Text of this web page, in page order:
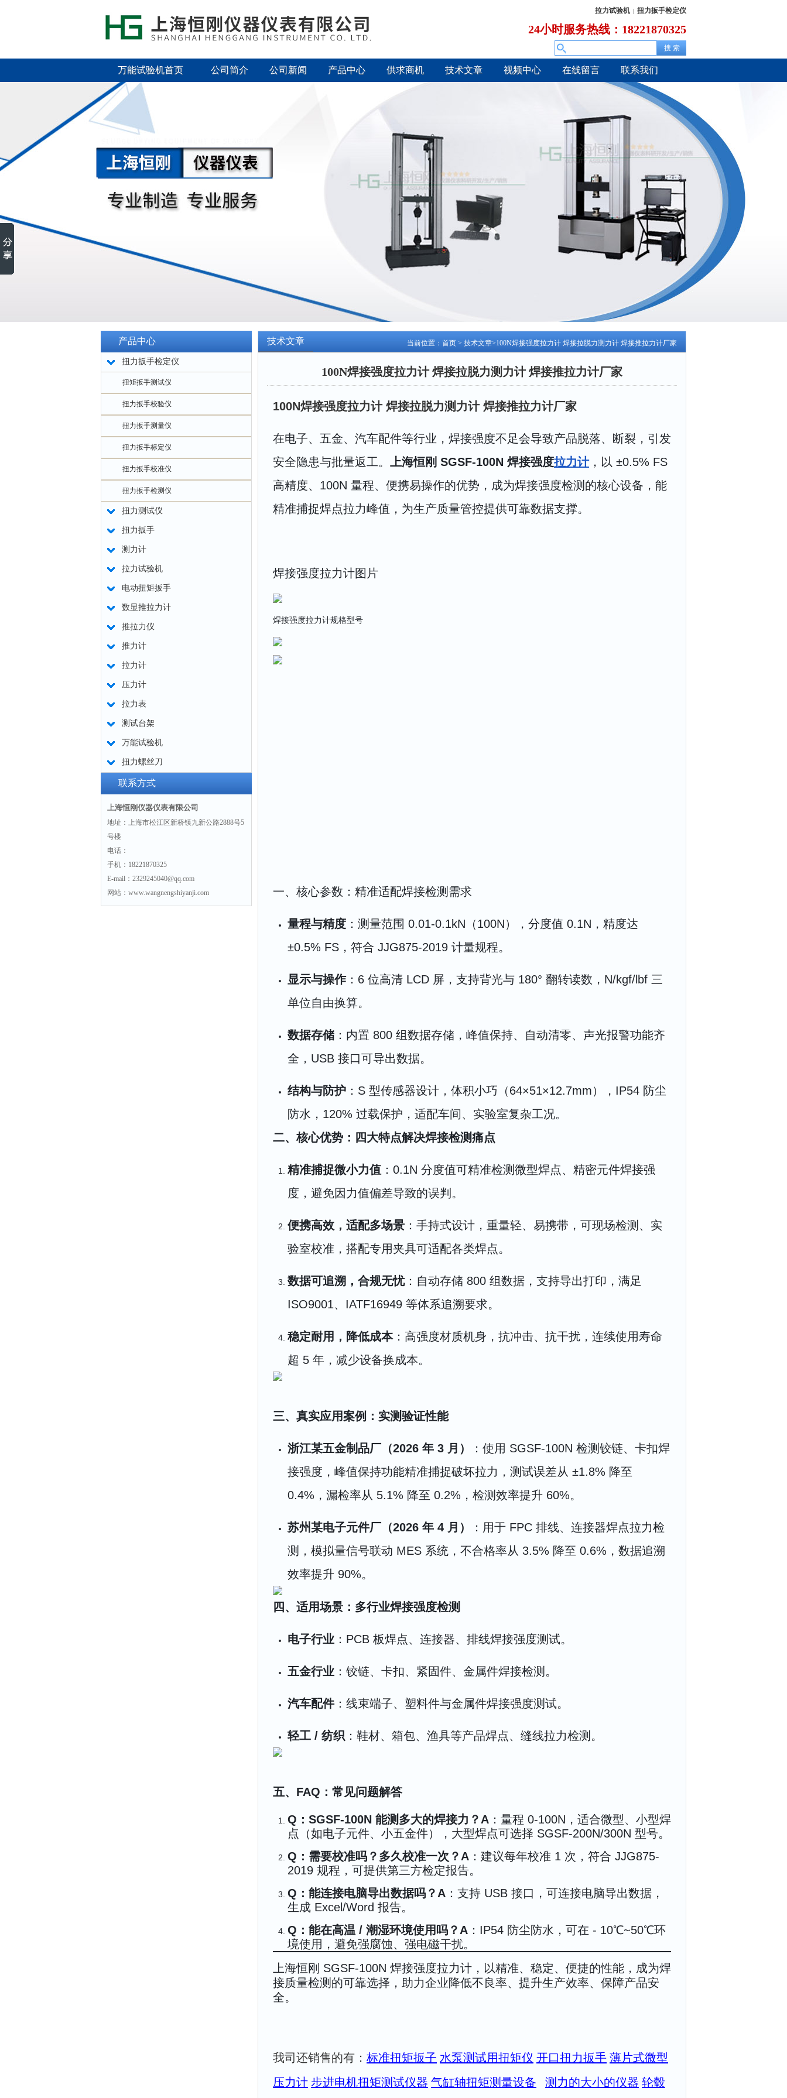
拉力试验机 | 扭力扳手检定仪
24小时服务热线：18221870325
万能试验机首页 公司简介 公司新闻 产品中心 供求商机 技术文章 视频中心 在线留言 联系我们
产品中心
扭力扳手检定仪
扭矩扳手测试仪
扭力扳手校验仪
扭力扳手测量仪
扭力扳手标定仪
扭力扳手校准仪
扭力扳手检测仪
扭力测试仪
扭力扳手
测力计
拉力试验机
电动扭矩扳手
数显推拉力计
推拉力仪
推力计
拉力计
压力计
拉力表
测试台架
万能试验机
扭力螺丝刀
联系方式
上海恒刚仪器仪表有限公司
地址：上海市松江区新桥镇九新公路2888号5
号楼
电话：
手机：18221870325
E-mail：2329245040@qq.com
网站：www.wangnengshiyanji.com
当前位置： 首页 > 技术文章>100N焊接强度拉力计 焊接拉脱力测力计 焊接推拉力计厂家
技术文章
100N焊接强度拉力计 焊接拉脱力测力计 焊接推拉力计厂家
100N焊接强度拉力计 焊接拉脱力测力计 焊接推拉力计厂家
在电子、五金、汽车配件等行业，焊接强度不足会导致产品脱落、断裂，引发
安全隐患与批量返工。 上海恒刚 SGSF-100N 焊接强度拉力计，以 ±0.5% FS
高精度、100N 量程、便携易操作的优势，成为焊接强度检测的核心设备，能
精准捕捉焊点拉力峰值，为生产质量管控提供可靠数据支撑。
焊接强度拉力计图片
焊接强度拉力计规格型号
一、核心参数：精准适配焊接检测需求
量程与精度 ：测量范围 0.01-0.1kN（100N），分度值 0.1N，精度达
±0.5% FS，符合 JJG875-2019 计量规程。
显示与操作：6 位高清 LCD 屏，支持背光与 180° 翻转读数，N/kgf/lbf 三
单位自由换算。
数据存储 ：内置 800 组数据存储，峰值保持、自动清零、声光报警功能齐
全，USB 接口可导出数据。
结构与防护 ：S 型传感器设计，体积小巧（64×51×12.7mm），IP54 防尘
防水，120% 过载保护，适配车间、实验室复杂工况。
二、核心优势：四大特点解决焊接检测痛点
精准捕捉微小力值 ：0.1N 分度值可精准检测微型焊点、精密元件焊接强
度，避免因力值偏差导致的误判。
便携高效，适配多场景 ：手持式设计，重量轻、易携带，可现场检测、实
验室校准，搭配专用夹具可适配各类焊点。
数据可追溯，合规无忧：自动存储 800 组数据，支持导出打印，满足
ISO9001、IATF16949 等体系追溯要求。
稳定耐用，降低成本：高强度材质机身，抗冲击、抗干扰，连续使用寿命
超 5 年，减少设备换成本。
三、真实应用案例：实测验证性能
浙江某五金制品厂（2026 年 3 月）
：使用 SGSF-100N 检测铰链、卡扣焊
接强度，峰值保持功能精准捕捉破坏拉力，测试误差从 ±1.8% 降至
0.4%，漏检率从 5.1% 降至 0.2%，检测效率提升 60%。
苏州某电子元件厂（2026 年 4 月）
：用于 FPC 排线、连接器焊点拉力检
测，模拟量信号联动 MES 系统，不合格率从 3.5% 降至 0.6%，数据追溯
效率提升 90%。
四、适用场景：多行业焊接强度检测
电子行业 ：PCB 板焊点、连接器、排线焊接强度测试。
五金行业 ：铰链、卡扣、紧固件、金属件焊接检测。
汽车配件：线束端子、塑料件与金属件焊接强度测试。
轻工 / 纺织 ：鞋材、箱包、渔具等产品焊点、缝线拉力检测。
五、FAQ：常见问题解答
Q：SGSF-100N 能测多大的焊接力？ A ：量程 0-100N，适合微型、小型焊
点（如电子元件、小五金件），大型焊点可选择 SGSF-200N/300N 型号。
Q：需要校准吗？多久校准一次？ A ：建议每年校准 1 次，符合 JJG875-
2019 规程，可提供第三方检定报告。
Q：能连接电脑导出数据吗？ A ：支持 USB 接口，可连接电脑导出数据，
生成 Excel/Word 报告。
Q：能在高温 / 潮湿环境使用吗？ A ：IP54 防尘防水，可在 - 10℃~50℃环
境使用，避免强腐蚀、强电磁干扰。
上海恒刚 SGSF-100N 焊接强度拉力计，以精准、稳定、便捷的性能，成为焊
接质量检测的可靠选择，助力企业降低不良率、提升生产效率、保障产品安
全。
我司还销售的有： 标准扭矩扳子 水泵测试用扭矩仪 开口扭力扳手 薄片式微型
压力计 步进电机扭矩测试仪器 气缸轴扭矩测量设备 测力的大小的仪器 轮毂